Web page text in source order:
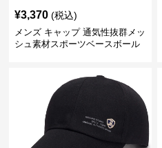
¥3,370 (税込)
メンズ キャップ 通気性抜群メッ
シュ素材スポーツベースボール